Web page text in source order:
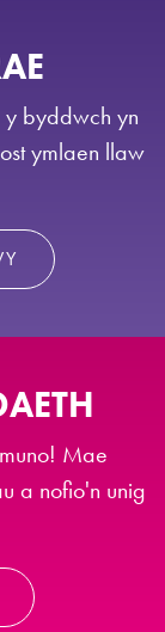
byddwch yn
ymlaen llaw
Mae
a nofio'n unig